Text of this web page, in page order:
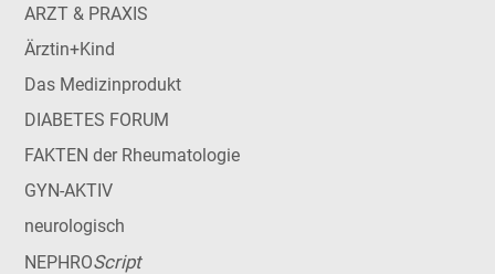
ARZT & PRAXIS
Ärztin+Kind
Das Medizinprodukt
DIABETES FORUM
FAKTEN der Rheumatologie
GYN-AKTIV
neurologisch
NEPHROScript